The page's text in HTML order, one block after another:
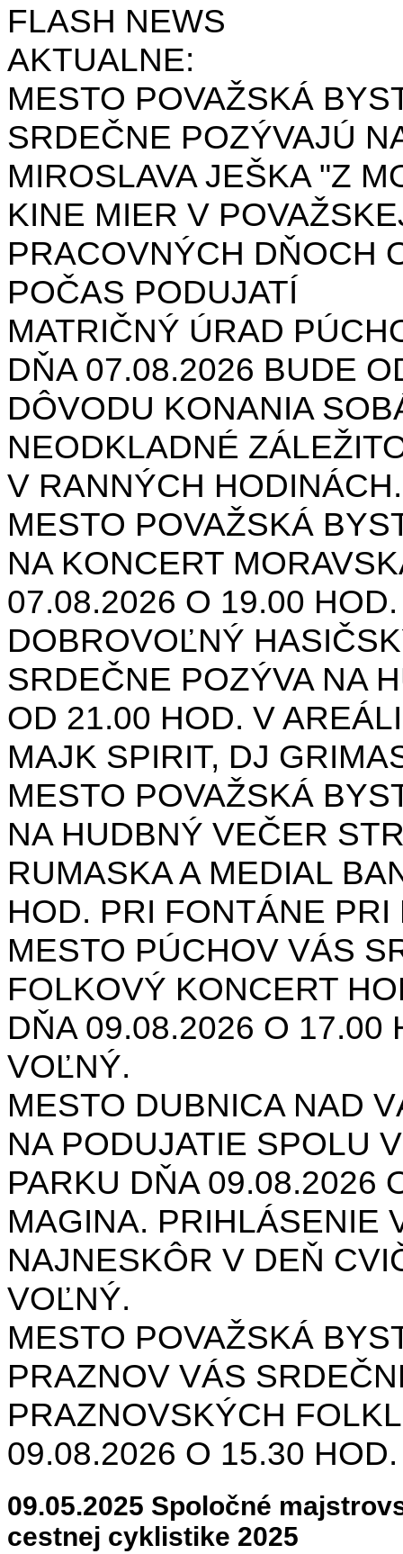
FLASH NEWS
AKTUALNE:
MESTO POVAŽSKÁ
SRDEČNE POZÝVAJÚ
MIROSLAVA JEŠKA "Z
KINE MIER V
PRACOVNÝCH DŇOCH
POČAS PODUJATÍ
MATRIČNÝ ÚRAD
DŇA 07.08.2026 BUDE
DÔVODU KONANIA
NEODKLADNÉ
V RANNÝCH
MESTO POVAŽSKÁ
NA KONCERT
07.08.2026 O 19.00
DOBROVOĽNÝ
SRDEČNE POZÝVA NA
OD 21.00 HOD. V
MAJK SPIRIT, DJ
MESTO POVAŽSKÁ
NA HUDBNÝ VEČER
RUMASKA A MEDIAL
HOD. PRI FONTÁNE PRI
MESTO PÚCHOV VÁS
FOLKOVÝ KONCERT
DŇA 09.08.2026 O 17.00
VOĽNÝ.
MESTO DUBNICA NAD
NA PODUJATIE SPOLU
PARKU DŇA 09.08.2026
MAGINA. PRIHLÁSENIE
NAJNESKÔR V DEŇ
VOĽNÝ.
MESTO POVAŽSKÁ
PRAZNOV VÁS
PRAZNOVSKÝCH
09.08.2026 O 15.30
09.05.2025 Spoločné
cestnej cyklistike 2025